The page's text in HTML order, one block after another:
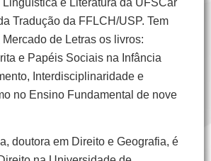
e Literatura da UFSCar
Tradução da FFLCH/USP. Tem
de Letras os livros:
e Papéis Sociais na Infância
Interdisciplinaridade e
no Ensino Fundamental de nove
doutora em Direito e Geografia, é